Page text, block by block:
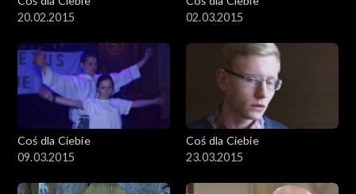
20.02.2015
02.03.2015
Coś dla Ciebie
09.03.2015
Coś dla Ciebie
23.03.2015